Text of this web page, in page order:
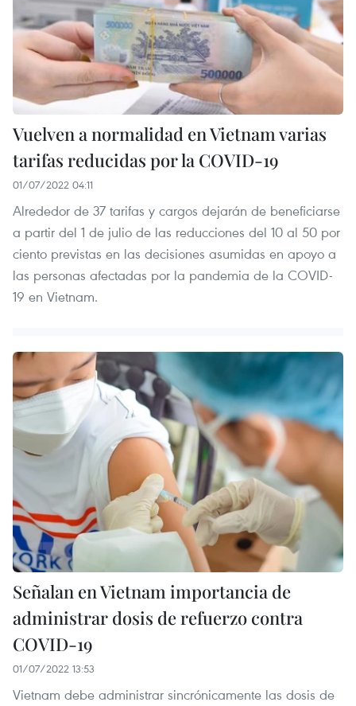
Vuelven a normalidad en Vietnam varias
tarifas reducidas por la COVID-19
01/07/2022 04:11
Alrededor de 37 tarifas y cargos dejarán de beneficiarse
a partir del 1 de julio de las reducciones del 10 al 50 por
ciento previstas en las decisiones asumidas en apoyo a
las personas afectadas por la pandemia de la COVID-
19 en Vietnam.
Señalan en Vietnam importancia de
administrar dosis de refuerzo contra
COVID-19
01/07/2022 13:53
Vietnam debe administrar sincrónicamente las dosis de